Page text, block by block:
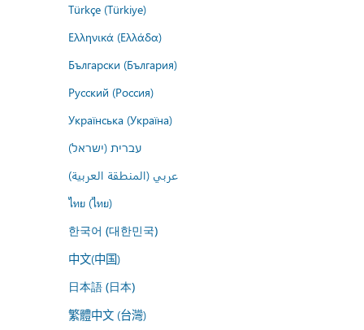
Türkçe (Türkiye)
Ελληνικά (Ελλάδα)
Български (България)
Русский (Россия)
Українська (Україна)
עברית (ישראל)
عربي (المنطقة العربية)
ไทย (ไทย)
한국어 (대한민국)
中文(中国)
日本語 (日本)
繁體中文 (台灣)